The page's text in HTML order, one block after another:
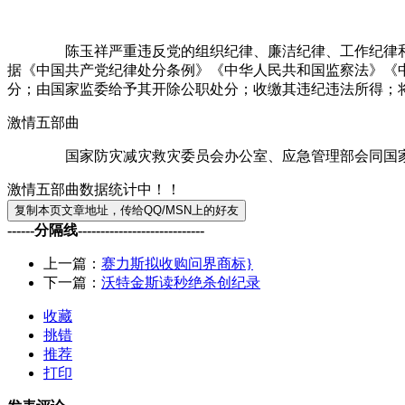
陈玉祥严重违反党的组织纪律、廉洁纪律、工作纪律和生
据《中国共产党纪律处分条例》《中华人民共和国监察法》
分；由国家监委给予其开除公职处分；收缴其违纪违法所得
激情五部曲
国家防灾减灾救灾委员会办公室、应急管理部会同国家粮
激情五部曲数据统计中！！
------分隔线----------------------------
上一篇： 赛力斯拟收购问界商标}
下一篇： 沃特金斯读秒绝杀创纪录
收藏
挑错
推荐
打印